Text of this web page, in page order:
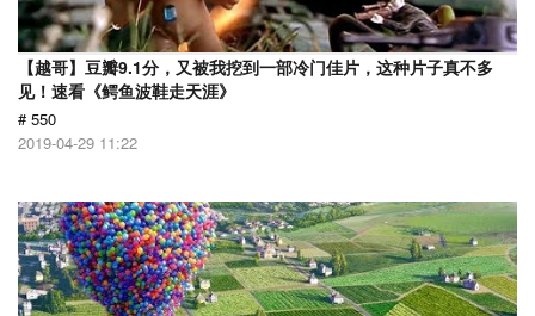
【越哥】豆瓣9.1分，又被我挖到一部冷门佳片，这种片子真不多
见！速看《鳄鱼波鞋走天涯》
# 550
2019-04-29 11:22